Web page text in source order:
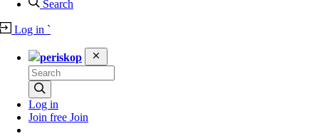
Search
Log in `
periskop
Log in
Join free Join